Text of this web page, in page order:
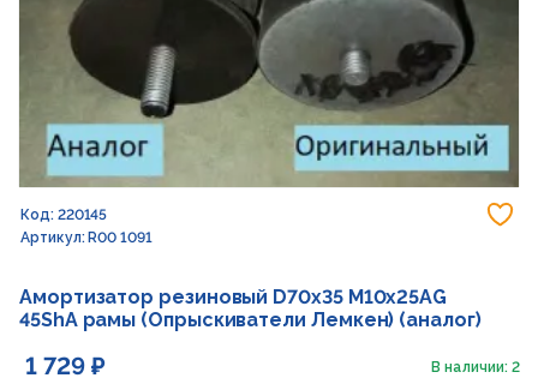
Код: 220145
Артикул: R00 1091
Амортизатор резиновый D70x35 M10x25AG
45ShA рамы (Опрыскиватели Лемкен) (аналог)
1 729 ₽ В наличии: 2